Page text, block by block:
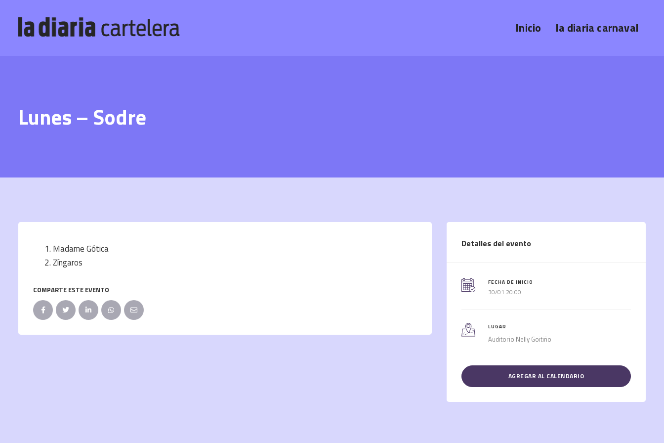
Inicio la diaria carnaval
Lunes – Sodre
Madame Gótica
Zíngaros
COMPARTE ESTE EVENTO
Detalles del evento
FECHA DE INICIO
30/01 20:00
LUGAR
Auditorio Nelly Goitiño
AGREGAR AL CALENDARIO